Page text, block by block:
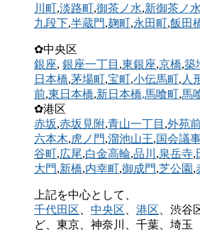
川町,淡路町,御茶ノ水,新御茶ノ水
九段下,半蔵門,麹町,永田町,飯田
✿中央区
銀座, 銀座一丁目 ,東銀座,京橋,築
日本橋,茅場町,宝町,小伝馬町, 人
前,東日本橋,新日本橋,馬喰町,馬
✿港区
赤坂,赤坂見附,青山一丁目 ,外苑
六本木,虎ノ門,溜池山王,国会議
谷町,広尾,白金高輪,品川 ,泉岳寺,
大門,新橋,内幸町,御成門,芝公園 ,
上記を中心として、
千代田区
中央区 港区 、渋谷
ど、東京、神奈川、千葉、埼